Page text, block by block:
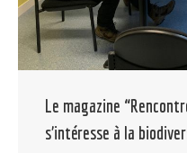
Le magazine
s’intéresse à la